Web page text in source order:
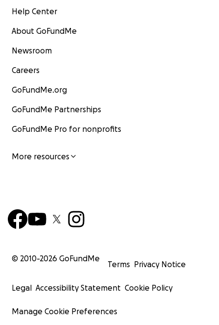
Help Center
About GoFundMe
Newsroom
Careers
GoFundMe.org
GoFundMe Partnerships
GoFundMe Pro for nonprofits
More resources
© 2010-2026 GoFundMe
Terms Privacy Notice
Legal Accessibility Statement Cookie Policy
Manage Cookie Preferences